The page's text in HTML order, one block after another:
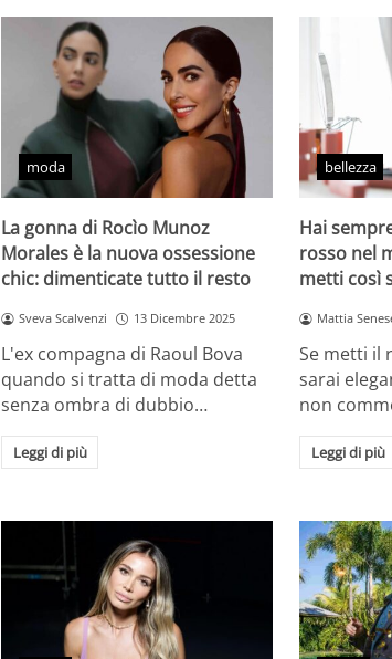
moda
La gonna di Rocìo Munoz
Morales è la nuova ossessione
chic: dimenticate tutto il resto
Sveva Scalvenzi 13 Dicembre 2025
L'ex compagna di Raoul Bova
quando si tratta di moda detta
senza ombra di dubbio…
Leggi di più
bellezza
Hai
rosso nel
metti così
Mattia
Se metti il
sarai
non
Leggi di più